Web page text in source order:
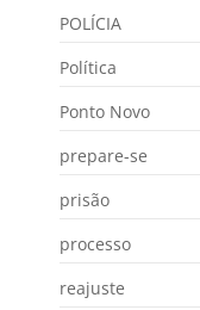
POLÍCIA
Política
Ponto Novo
prepare-se
prisão
processo
reajuste